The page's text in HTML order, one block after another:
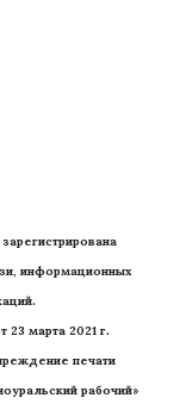
информационных
марта 2021 г.
печати
рабочий»